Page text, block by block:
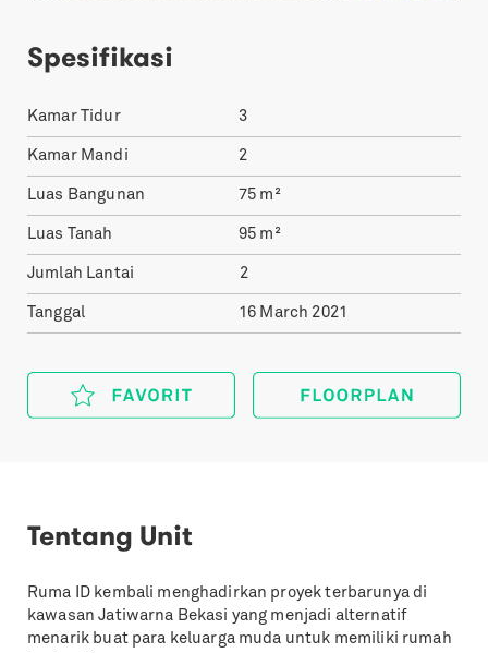
Spesifikasi
Kamar Tidur 3
Kamar Mandi 2
Luas Bangunan 75 m²
Luas Tanah 95 m²
Jumlah Lantai 2
Tanggal 16 March 2021
Tentang Unit
Ruma ID kembali menghadirkan proyek terbarunya di
kawasan Jatiwarna Bekasi yang menjadi alternatif
menarik buat para keluarga muda untuk memiliki rumah